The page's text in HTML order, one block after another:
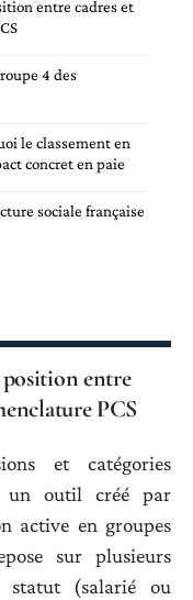
entre cadres et
4 des
le classement en
concret en paie
sociale française
entre
PCS
et catégories
un outil créé par
active en groupes
sur plusieurs
(salarié ou